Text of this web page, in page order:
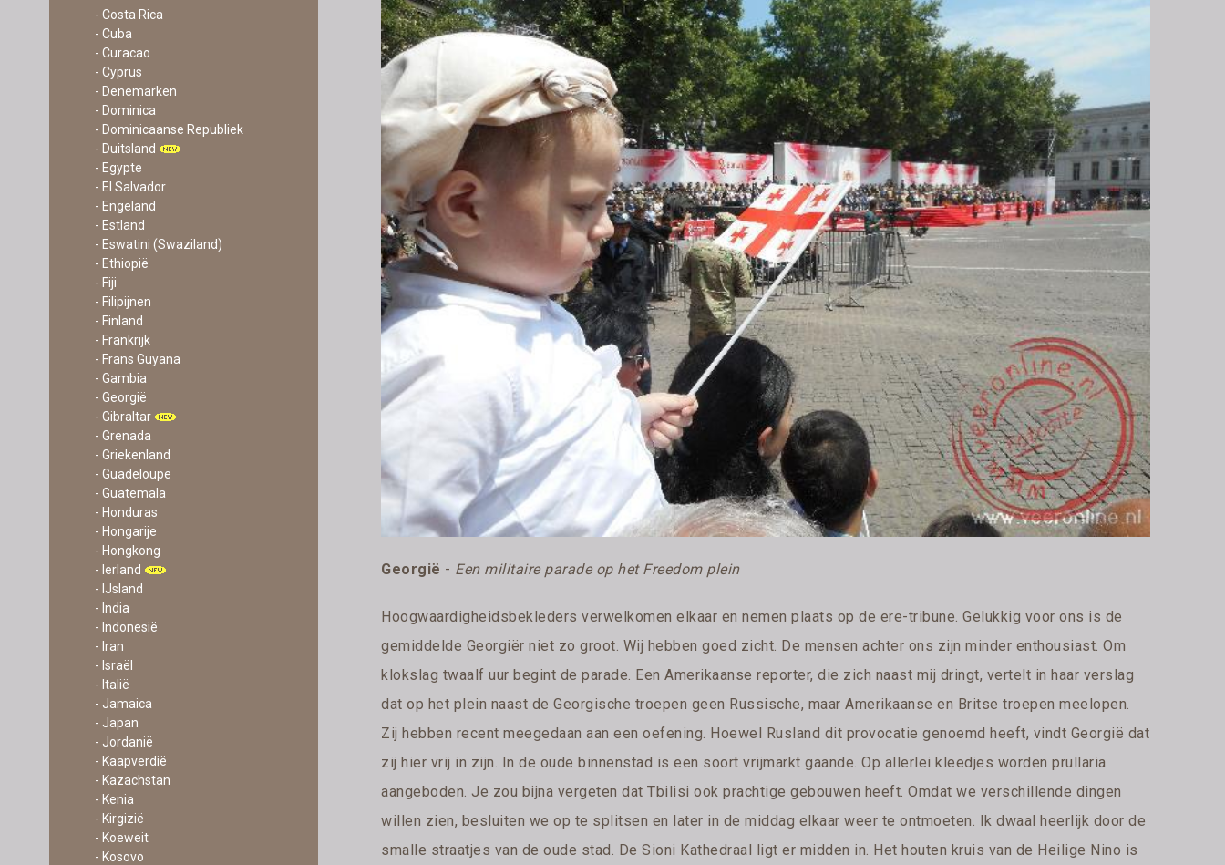
- Costa Rica
- Cuba
- Curacao
- Cyprus
- Denemarken
- Dominica
- Dominicaanse Republiek
- Duitsland
- Egypte
- El Salvador
- Engeland
- Estland
- Eswatini (Swaziland)
- Ethiopië
- Fiji
- Filipijnen
- Finland
- Frankrijk
- Frans Guyana
- Gambia
- Georgië
- Gibraltar
- Grenada
- Griekenland
- Guadeloupe
- Guatemala
- Honduras
- Hongarije
- Hongkong
- Ierland
- IJsland
- India
- Indonesië
- Iran
- Israël
- Italië
- Jamaica
- Japan
- Jordanië
- Kaapverdië
- Kazachstan
- Kenia
- Kirgizië
- Koeweit
- Kosovo
Georgië - Een militaire parade op het Freedom plein
Hoogwaardigheidsbekleders verwelkomen elkaar en nemen plaats op de ere-tribune. Gelukkig voor ons is de
gemiddelde Georgiër niet zo groot. Wij hebben goed zicht. De mensen achter ons zijn minder enthousiast. Om
klokslag twaalf uur begint de parade. Een Amerikaanse reporter, die zich naast mij dringt, vertelt in haar verslag
dat op het plein naast de Georgische troepen geen Russische, maar Amerikaanse en Britse troepen meelopen.
Zij hebben recent meegedaan aan een oefening. Hoewel Rusland dit provocatie genoemd heeft, vindt Georgië dat
zij hier vrij in zijn. In de oude binnenstad is een soort vrijmarkt gaande. Op allerlei kleedjes worden prullaria
aangeboden. Je zou bijna vergeten dat Tbilisi ook prachtige gebouwen heeft. Omdat we verschillende dingen
willen zien, besluiten we op te splitsen en later in de middag elkaar weer te ontmoeten. Ik dwaal heerlijk door de
smalle straatjes van de oude stad. De Sioni Kathedraal ligt er midden in. Het houten kruis van de Heilige Nino is